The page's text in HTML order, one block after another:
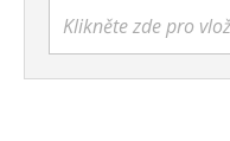
Klikněte zde pro